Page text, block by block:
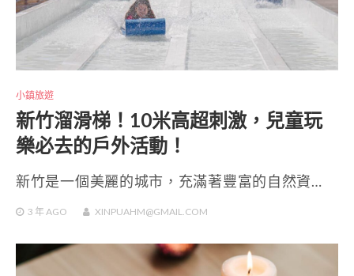
小鎮旅遊
新竹溜滑梯！10米高超刺激，兒童玩
樂必去的戶外活動！
新竹是一個美麗的城市，充滿著豐富的自然資…
3 年 AGO XINPUAHM@GMAIL.COM